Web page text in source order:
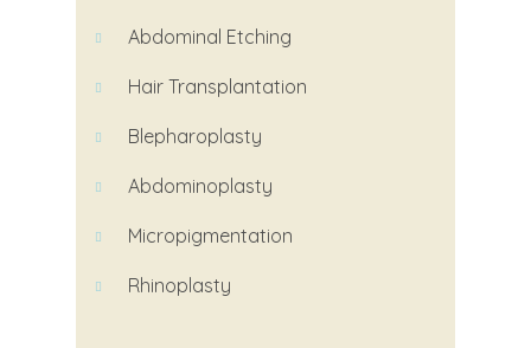
Abdominal Etching
Hair Transplantation
Blepharoplasty
Abdominoplasty
Micropigmentation
Rhinoplasty